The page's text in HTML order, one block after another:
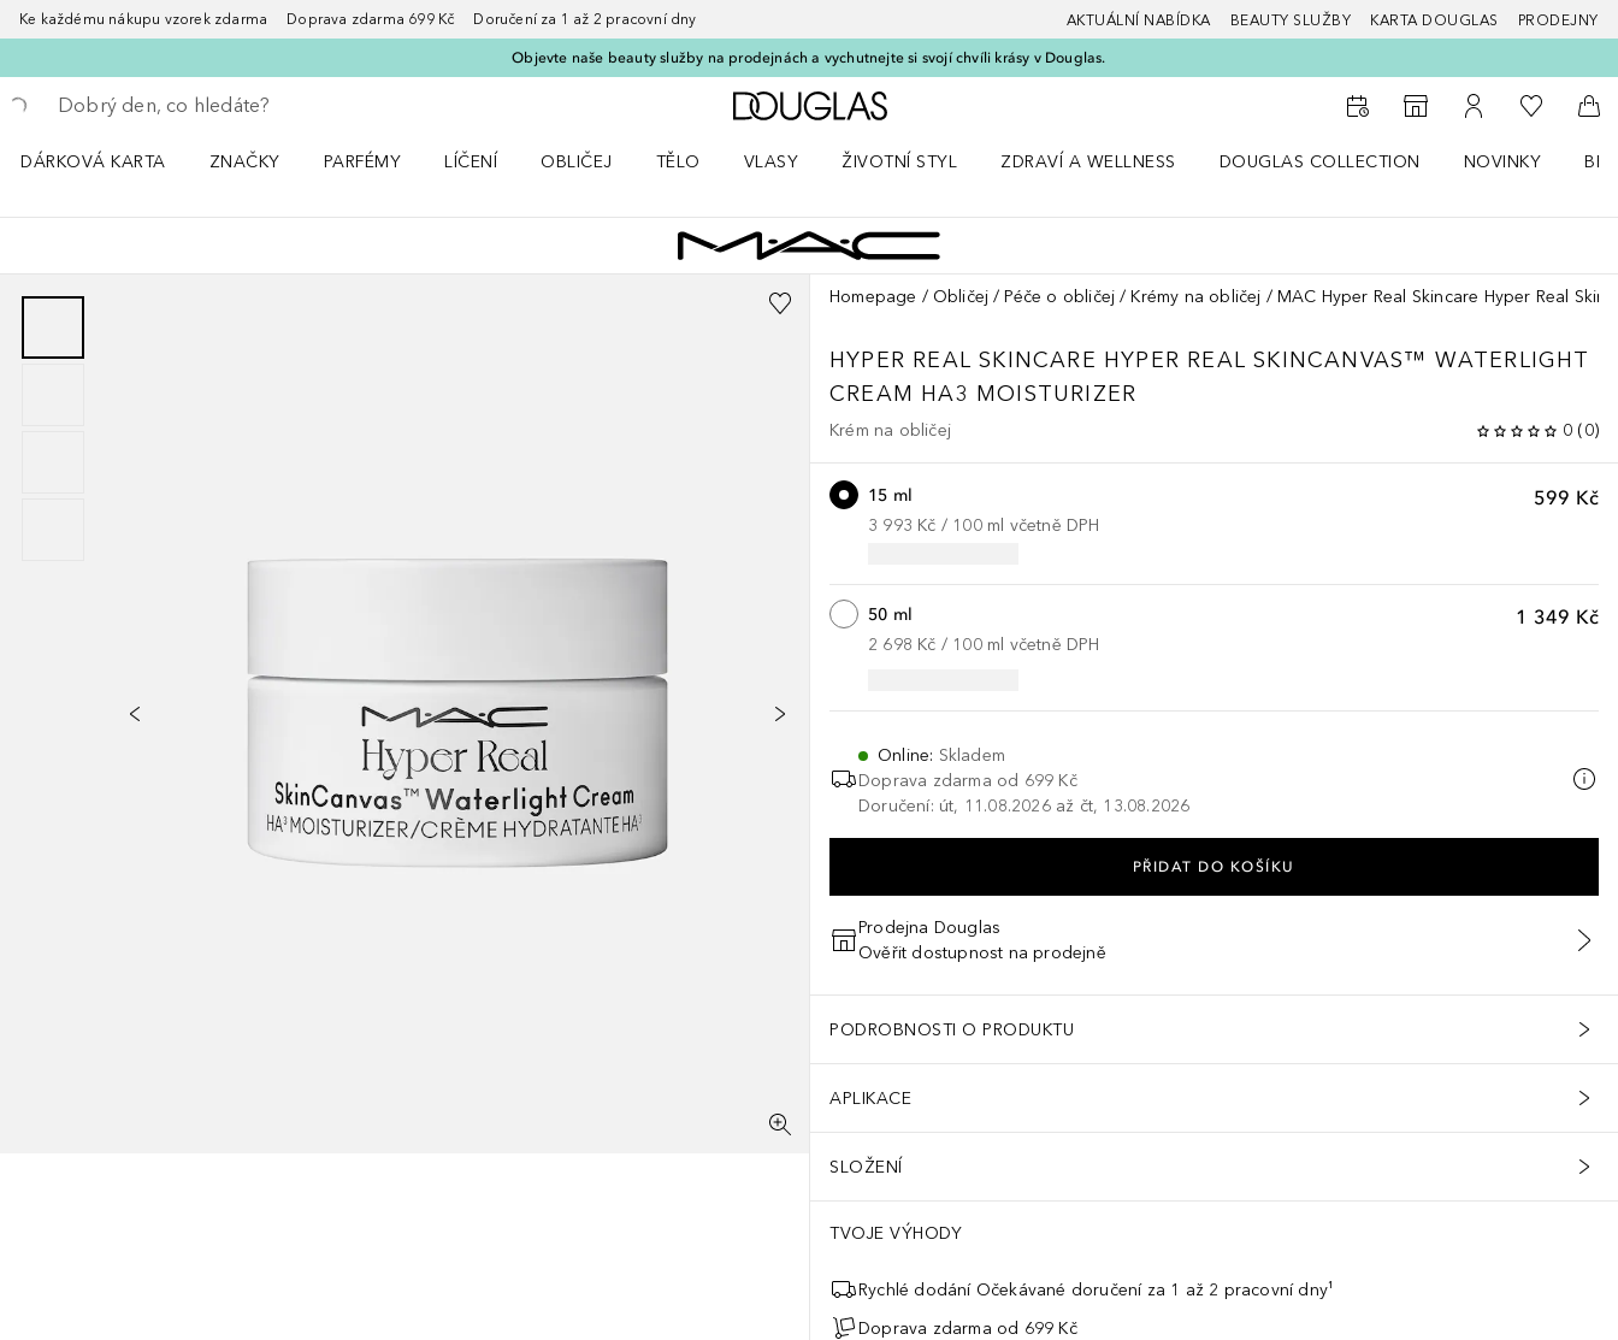
Ke každému nákupu vzorek zdarma Doprava zdarma 699 Kč Doručení za 1 až 2 pracovní dny AKTUÁLNÍ NABÍDKA BEAUTY SLUŽBY KARTA DOUGLAS PRODEJNY
Objevte naše beauty služby na prodejnách a vychutnejte si svojí chvíli krásy v Douglas.
Vraťte se
Proveďte vyhledávání
Domů
K vyhledávači prodejen
K mému účtu
K mému
Do
DÁRKOVÁ KARTA
ZNAČKY
PARFÉMY
LÍČENÍ
OBLIČEJ
TĚLO
VLASY
ŽIVOTNÍ STYL
ZDRAVÍ A WELLNESS
DOUGLAS COLLECTION
NOVINKY
Homepage Obličej Péče o obličej Krémy na obličej MAC Hyper Real Skincare Hyper Real
HYPER REAL SKINCARE HYPER REAL SKINCANVAS™ WATERLIGHT
CREAM HA3 MOISTURIZER
Krém na obličej 0 (0)
599 Kč
15 ml
3 993 Kč / 100 ml včetně DPH
1 349 Kč
50 ml
2 698 Kč / 100 ml včetně DPH
Online: Skladem
Doprava zdarma od 699 Kč
Doručení: út, 11.08.2026 až čt, 13.08.2026
PŘIDAT DO KOŠÍKU
Prodejna Douglas
Ověřit dostupnost na prodejně
PODROBNOSTI O PRODUKTU
APLIKACE
SLOŽENÍ
TVOJE VÝHODY
Rychlé dodání Očekávané doručení za 1 až 2 pracovní dny¹
Doprava zdarma od 699 Kč